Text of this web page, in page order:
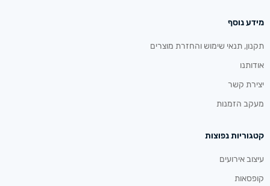
מידע נוסף
תקנון, תנאי שימוש והחזרת מוצרים
אודותנו
יצירת קשר
מעקב הזמנות
קטגוריות נפוצות
עיצוב אירועים
קופסאות